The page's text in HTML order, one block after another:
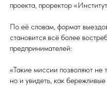
проекта, проректор
По её словам, формат
становится всё более
предпринимателей:
«Такие миссии позволяют не
но и увидеть, как